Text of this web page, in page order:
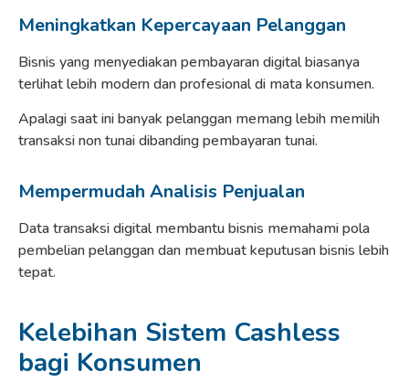
Meningkatkan Kepercayaan Pelanggan
Bisnis yang menyediakan pembayaran digital biasanya
terlihat lebih modern dan profesional di mata konsumen.
Apalagi saat ini banyak pelanggan memang lebih memilih
transaksi non tunai dibanding pembayaran tunai.
Mempermudah Analisis Penjualan
Data transaksi digital membantu bisnis memahami pola
pembelian pelanggan dan membuat keputusan bisnis lebih
tepat.
Kelebihan Sistem Cashless
bagi Konsumen